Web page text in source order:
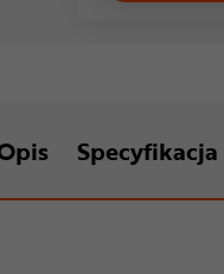
Specyfikacja